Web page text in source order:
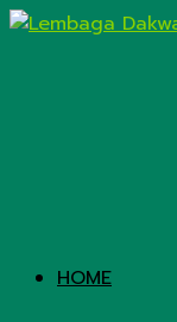
HOME